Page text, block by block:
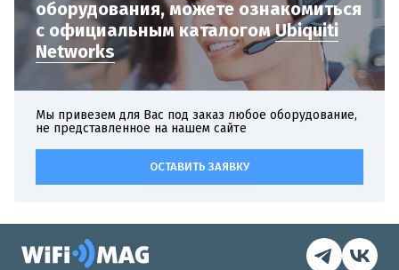
оборудования,можете ознакомиться
с официальнымкаталогомUbiquiti
Networks
Мы привезем для Вас под заказ любое оборудование,
не представленное на нашем сайте
ОСТАВИТЬ ЗАЯВКУ